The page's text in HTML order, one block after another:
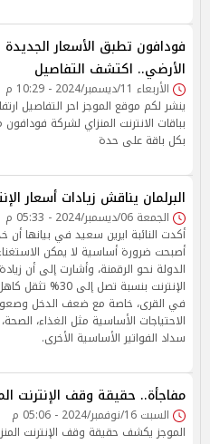
فودافون تطبق الأسعار الجديدة
الأرضي.. اكتشف التفاصيل
الأربعاء 11/ديسمبر/2024 - 10:29 م
ينشر لكم موقع الموجز احر التفاصيل
بباقات الانترنت المنزاي لشركة
بكل باقة على حدة
البرلمان يناقش زيادات أسعار
الجمعة 06/ديسمبر/2024 - 05:33 م
أكدت النائبة ايرين سعيد في بيانها أن
أصبحت ضرورة أساسية لا يمكن
الدولة نحو الرقمنة، وأشارت إلى أن
الإنترنت بنسبة تصل
في القرى، خاصة مع ضعف الدخل
الاحتياجات الأساسية مثل الغذاء،
سداد الفواتير الأساسية الأخرى.
مفاجأة.. حقيقة وقف الإنترنت
السبت 16/نوفمبر/2024 - 05:06 م
الموجز يكشف حقيقة وقف الإنترنت